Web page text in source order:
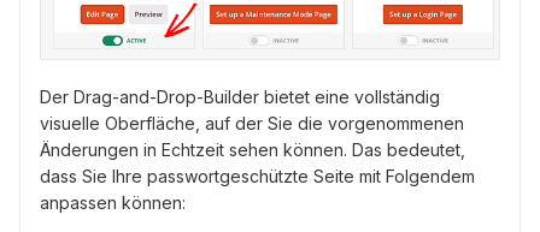
Der Drag-and-Drop-Builder bietet eine vollständig
visuelle Oberfläche, auf der Sie die vorgenommenen
Änderungen in Echtzeit sehen können. Das bedeutet,
dass Sie Ihre passwortgeschützte Seite mit Folgendem
anpassen können: